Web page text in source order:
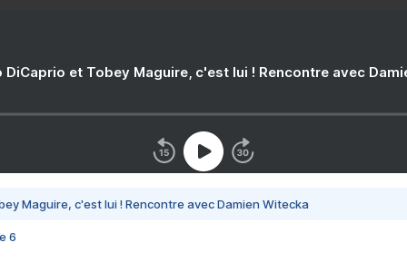
DiCaprio et Tobey Maguire, c'est lui ! Rencontre avec
Maguire, c'est lui ! Rencontre avec Damien Witecka
6